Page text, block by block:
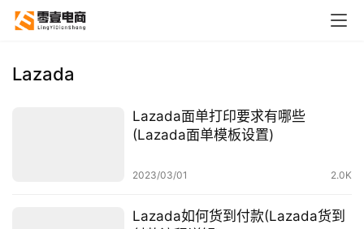
Lazada
Lazada面单打印要求有哪些
(Lazada面单模板设置)
2023/03/01 2.0K
Lazada如何货到付款(Lazada货到